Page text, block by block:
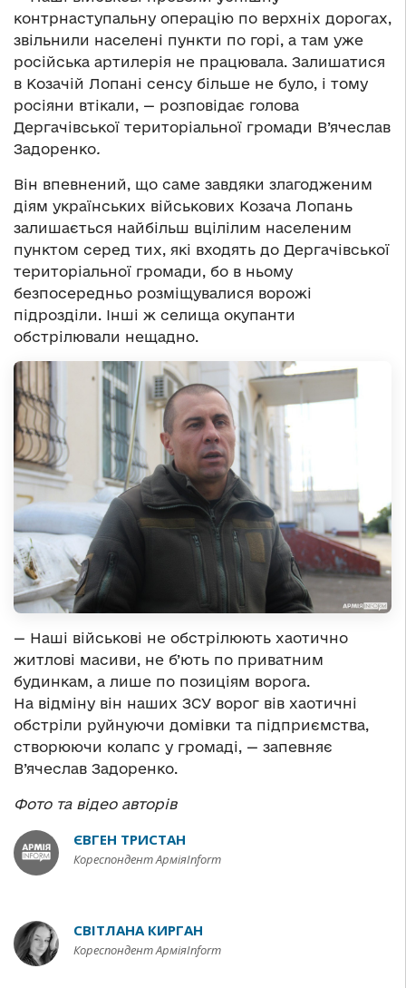
контрнаступальну операцію по верхніх дорогах,
звільнили населені пункти по горі, а там уже
російська артилерія не працювала. Залишатися
в Козачій Лопані сенсу більше не було, і тому
росіяни втікали, — розповідає голова
Дергачівської територіальної громади В’ячеслав
Задоренко.
Він впевнений, що саме завдяки злагодженим
діям українських військових Козача Лопань
залишається найбільш вцілілим населеним
пунктом серед тих, які входять до Дергачівської
територіальної громади, бо в ньому
безпосередньо розміщувалися ворожі
підрозділи. Інші ж селища окупанти
обстрілювали нещадно.
— Наші військові не обстрілюють хаотично
житлові масиви, не б’ють по приватним
будинкам, а лише по позиціям ворога.
На відміну він наших ЗСУ ворог вів хаотичні
обстріли руйнуючи домівки та підприємства,
створюючи колапс у громаді, — запевняє
В’ячеслав Задоренко.
Фото та відео авторів
ЄВГЕН ТРИСТАН
Кореспондент АрміяInform
СВІТЛАНА КИРГАН
Кореспондент АрміяInform